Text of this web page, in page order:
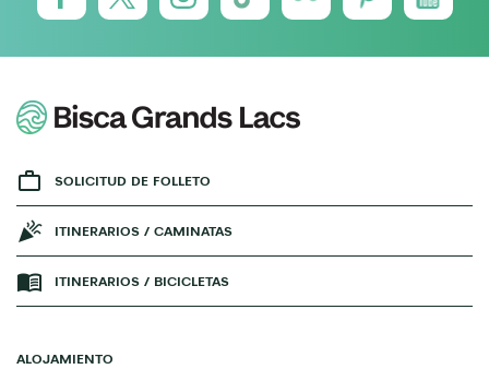
SOLICITUD DE FOLLETO
ITINERARIOS / CAMINATAS
ITINERARIOS / BICICLETAS
ALOJAMIENTO